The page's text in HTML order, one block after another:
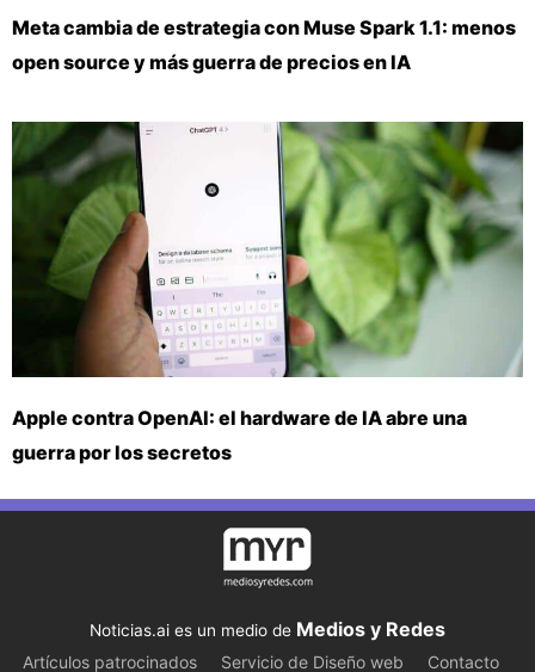
Meta cambia de estrategia con Muse Spark 1.1: menos
open source y más guerra de precios en IA
Apple contra OpenAI: el hardware de IA abre una
guerra por los secretos
Noticias.ai es un medio de Medios y Redes
Artículos patrocinados Servicio de Diseño web Contacto